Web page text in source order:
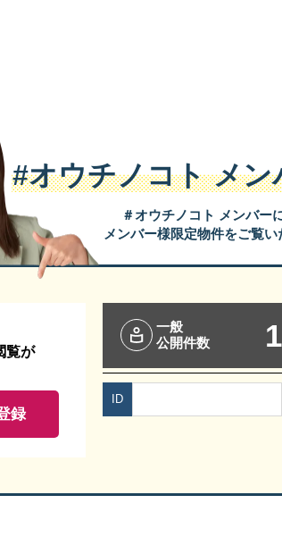
#オウチノコトメン
＃オウチノコト メンバー
メンバー様限定物件をご覧い
覧が
録
一般
公開件数
ID